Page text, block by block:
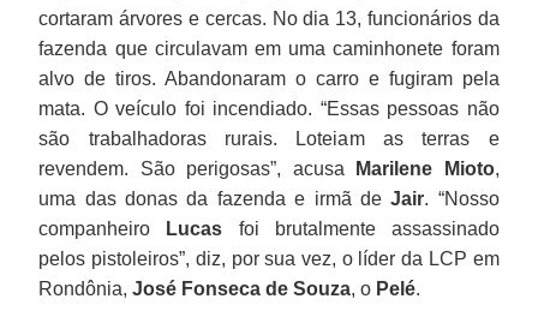
cortaram árvores e cercas. No dia 13, funcionários da
fazenda que circulavam em uma caminhonete foram
alvo de tiros. Abandonaram o carro e fugiram pela
mata. O veículo foi incendiado. “Essas pessoas não
são trabalhadoras rurais. Loteiam as terras e
revendem. São perigosas”, acusa
Marilene Mioto,
uma das donas da fazenda e irmã deJair. “Nosso
companheiro
Lucas foi brutalmente assassinado
pelos pistoleiros”, diz, por sua vez, o líder da LCP em
Rondônia, José Fonseca de Souza, o Pelé.